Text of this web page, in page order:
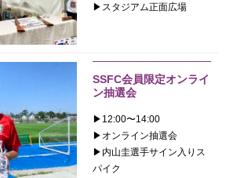
▶︎スタジアム正面広場
SSFC会員限定オンライ
ン抽選会
▶︎12:00〜14:00
▶︎オンライン抽選会
▶︎内山圭選手サイン入りス
パイク